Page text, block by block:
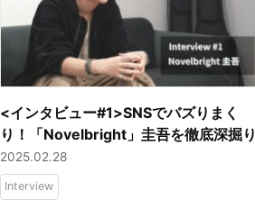
<インタビュー#1>SNSでバズりまく
り！「Novelbright」圭吾を徹底深掘り
2025.02.28
Interview